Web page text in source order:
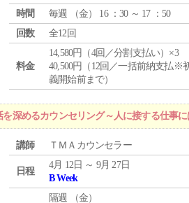
時間
毎週 （金） 16 ：30 ～ 17 ：50
回数
全12回
料金
14,580円（4回／分割支払い）×3
40,500円（12回／一括前納支払※
義開始前まで）
深めるカウンセリング～人に接する仕事
講師 ＴＭＡカウンセラー
日程
4月 12日 ～ 9月 27日
B Week
隔週 （金）